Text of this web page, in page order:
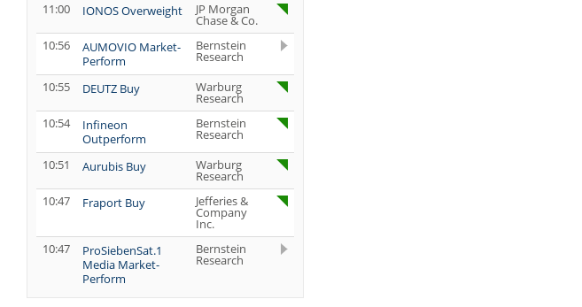
11:00 IONOS Overweight JP Morgan
Chase & Co.
10:56
AUMOVIO Market-
Perform
Bernstein
Research
10:55
DEUTZ Buy Warburg
Research
10:54
Infineon
Outperform
Bernstein
Research
10:51
Aurubis Buy Warburg
Research
10:47
Fraport Buy Jefferies &
Company
Inc.
10:47
ProSiebenSat.1
Media Market-
Perform
Bernstein
Research